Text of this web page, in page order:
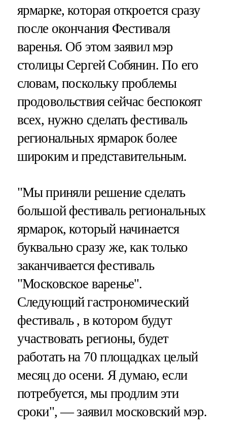
ярмарке, которая откроется сразу
после окончания Фестиваля
варенья. Об этом заявил мэр
столицы Сергей Собянин. По его
словам, поскольку проблемы
продовольствия сейчас беспокоят
всех, нужно сделать фестиваль
региональных ярмарок более
широким и представительным.
"Мы приняли решение сделать
большой фестиваль региональных
ярмарок, который начинается
буквально сразу же, как только
заканчивается фестиваль
"Московское варенье".
Следующий гастрономический
фестиваль , в котором будут
участвовать регионы, будет
работать на 70 площадках целый
месяц до осени. Я думаю, если
потребуется, мы продлим эти
сроки", — заявил московский мэр.